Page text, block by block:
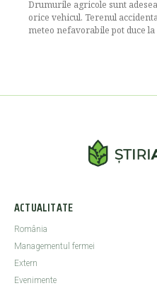
Drumurile agricole sunt
orice vehicul. Terenul
meteo nefavorabile pot duce la
ACTUALITATE
România
Managementul fermei
Extern
Evenimente